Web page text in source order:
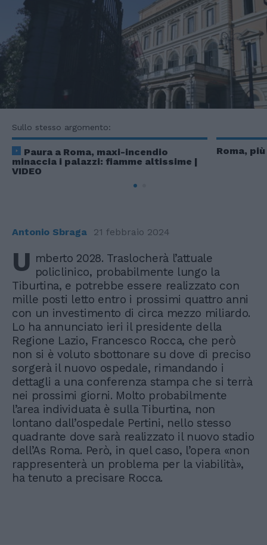
Sullo stesso argomento:
Paura a Roma, maxi-incendio
minaccia i palazzi: fiamme altissime |
VIDEO
Roma,
Antonio Sbraga 21 febbraio 2024
U mberto 2028. Traslocherà l’attuale
policlinico, probabilmente lungo la
Tiburtina, e potrebbe essere realizzato con
mille posti letto entro i prossimi quattro anni
con un investimento di circa mezzo miliardo.
Lo ha annunciato ieri il presidente della
Regione Lazio, Francesco Rocca, che però
non si è voluto sbottonare su dove di preciso
sorgerà il nuovo ospedale, rimandando i
dettagli a una conferenza stampa che si terrà
nei prossimi giorni. Molto probabilmente
l’area individuata è sulla Tiburtina, non
lontano dall’ospedale Pertini, nello stesso
quadrante dove sarà realizzato il nuovo stadio
dell’As Roma. Però, in quel caso, l’opera «non
rappresenterà un problema per la viabilità»,
ha tenuto a precisare Rocca.